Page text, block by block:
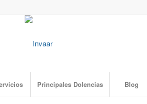
Principales Dolencias Blog